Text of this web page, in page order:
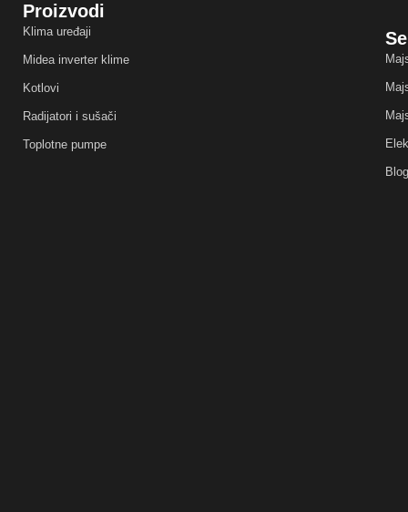
Proizvodi
Klima uređaji
Midea inverter klime
Kotlovi
Radijatori i sušači
Toplotne pumpe
Blog